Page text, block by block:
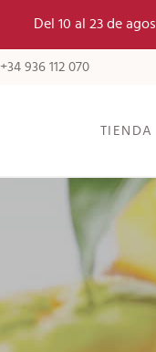
Del 10 al 23 de
+34 936 112 070
TIENDA